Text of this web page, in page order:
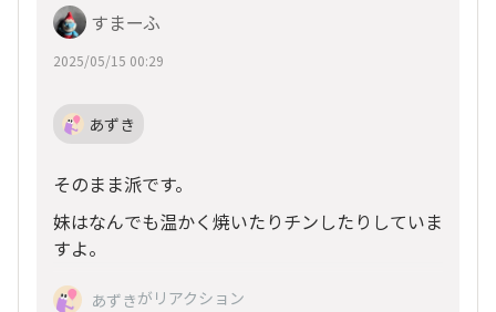
すまーふ
2025/05/15 00:29
あずき
そのまま派です。
妹はなんでも温かく焼いたりチンしたりしていま
すよ。
あずきがリアクション